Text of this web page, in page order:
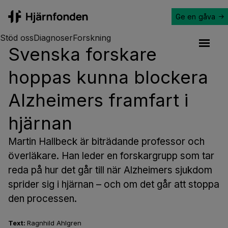
Ge en gåva
Stöd ossDiagnoserForskning
Text: Ragnhild Ahlgren
Svenska forskare
hoppas kunna blockera
Alzheimers framfart i
hjärnan
Martin Hallbeck är biträdande professor och
överläkare. Han leder en forskargrupp som tar
reda på hur det går till när Alzheimers sjukdom
sprider sig i hjärnan – och om det går att stoppa
den processen.